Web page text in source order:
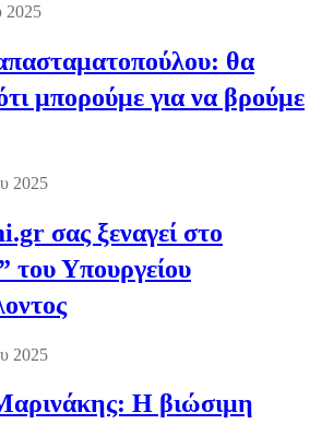
2025
θα
μπορούμε για να βρούμε
2025
σας ξεναγεί στο
του Υπουργείου
2025
Η βιώσιμη